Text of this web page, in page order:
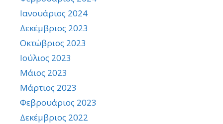
Ιανουάριος 2024
Δεκέμβριος 2023
Οκτώβριος 2023
Ιούλιος 2023
Μάιος 2023
Μάρτιος 2023
Φεβρουάριος 2023
Δεκέμβριος 2022